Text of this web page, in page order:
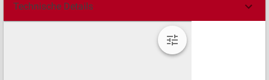
Technische Details